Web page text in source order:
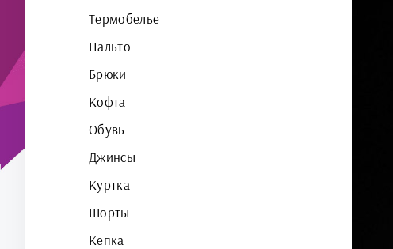
Термобелье
Пальто
Брюки
Кофта
Обувь
Джинсы
Куртка
Шорты
Кепка